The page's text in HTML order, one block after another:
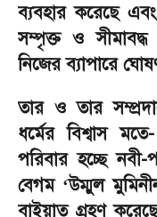
ব্যবহার করেছে
সম্পৃক্ত ও সীমাবদ্ধ
নিজের ব্যাপারে
তার ও তার
ধর্মের বিশ্বাস মতে
পরিবার হচ্ছে
বেগম ‘উম্মুল
বাইয়াত গ্রহণ